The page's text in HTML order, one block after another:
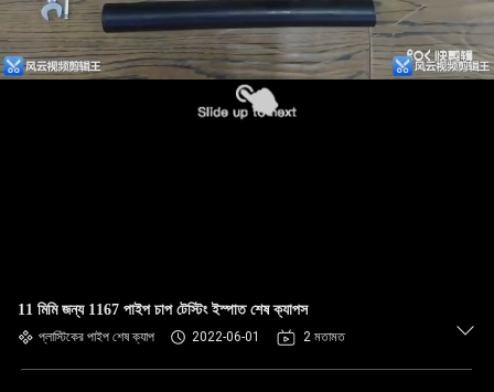
11 মিমি জন্য 1167 পাইপ চাপ টেস্টিং ইস্পাত শেষ ক্যাপস
প্লাস্টিকের পাইপ শেষ ক্যাপ 2022-06-01 2 মতামত